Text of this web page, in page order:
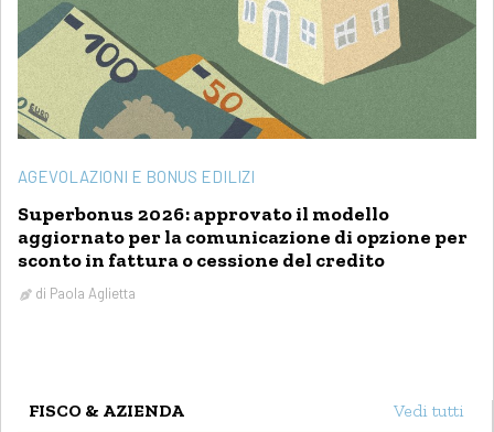
AGEVOLAZIONI E BONUS EDILIZI
Superbonus 2026: approvato il modello
aggiornato per la comunicazione di opzione per
sconto in fattura o cessione del credito
di Paola Aglietta
FISCO & AZIENDA Vedi tutti